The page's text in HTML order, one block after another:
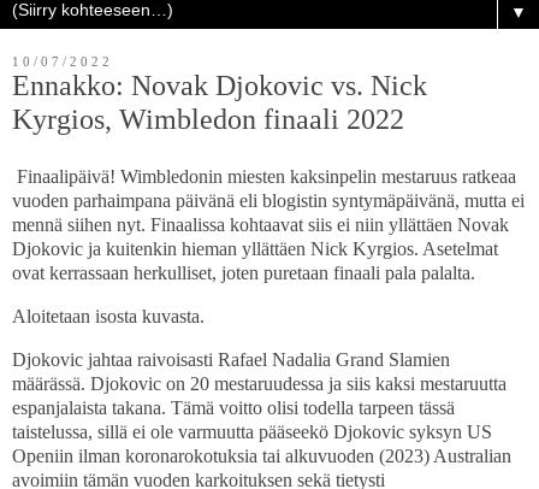
▼
10/07/2022
Ennakko: Novak Djokovic vs. Nick
Kyrgios, Wimbledon finaali 2022
Finaalipäivä! Wimbledonin miesten kaksinpelin mestaruus ratkeaa
vuoden parhaimpana päivänä eli blogistin syntymäpäivänä, mutta ei
mennä siihen nyt. Finaalissa kohtaavat siis ei niin yllättäen Novak
Djokovic ja kuitenkin hieman yllättäen Nick Kyrgios. Asetelmat
ovat kerrassaan herkulliset, joten puretaan finaali pala palalta.
Aloitetaan isosta kuvasta.
Djokovic jahtaa raivoisasti Rafael Nadalia Grand Slamien
määrässä. Djokovic on 20 mestaruudessa ja siis kaksi mestaruutta
espanjalaista takana. Tämä voitto olisi todella tarpeen tässä
taistelussa, sillä ei ole varmuutta pääseekö Djokovic syksyn US
Openiin ilman koronarokotuksia tai alkuvuoden (2023) Australian
avoimiin tämän vuoden karkoituksen sekä tietysti